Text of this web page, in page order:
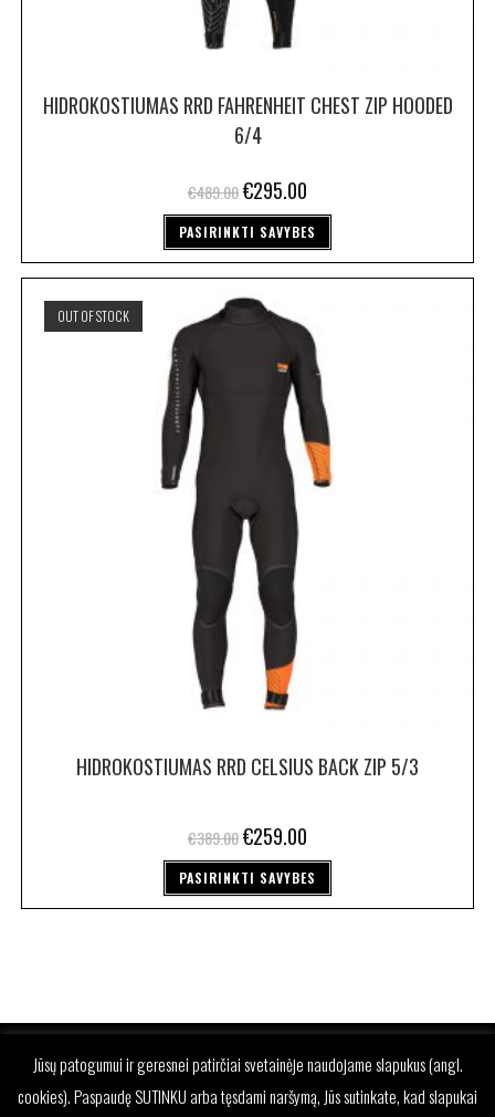
HIDROKOSTIUMAS RRD FAHRENHEIT CHEST ZIP HOODED
6/4
€489.00€295.00
PASIRINKTI SAVYBES
OUT OF STOCK
HIDROKOSTIUMAS RRD CELSIUS BACK ZIP 5/3
€389.00€259.00
PASIRINKTI SAVYBES
Jūsų patogumui ir geresnei patirčiai svetainėje naudojame slapukus (angl.
cookies). Paspaudę SUTINKU arba tęsdami naršymą, Jūs sutinkate, kad slapukai